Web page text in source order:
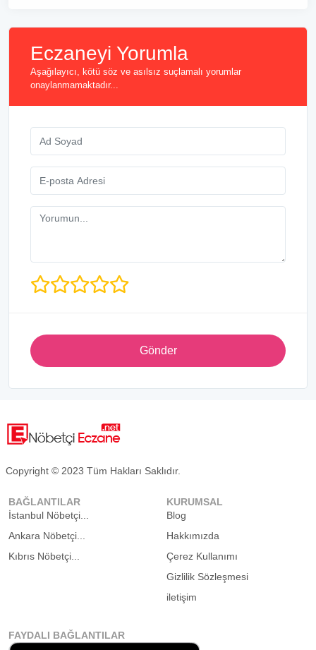
Eczaneyi Yorumla
Aşağılayıcı, kötü söz ve asılsız suçlamalı yorumlar
onaylanmamaktadır...
Gönder
Copyright © 2023 Tüm Hakları Saklıdır.
BAĞLANTILAR
İstanbul Nöbetçi...
Ankara Nöbetçi...
Kıbrıs Nöbetçi...
KURUMSAL
Blog
Hakkımızda
Çerez Kullanımı
Gizlilik Sözleşmesi
iletişim
FAYDALI BAĞLANTILAR